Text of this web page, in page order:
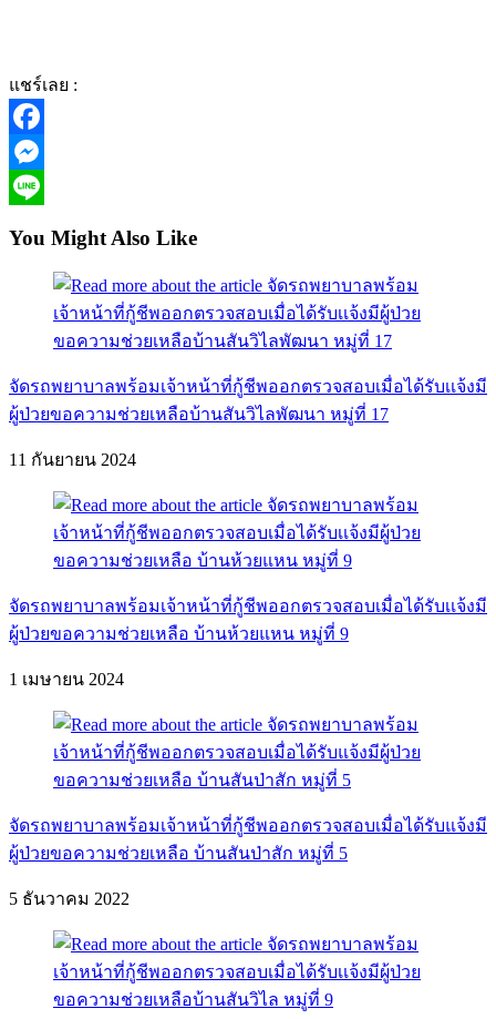
แชร์เลย :
Facebook
Messenger
You Might Also Like
จัดรถพยาบาลพร้อมเจ้าหน้าที่กู้ชีพออกตรวจสอบเมื่อได้รับเเจ้งมี
ผู้ป่วยขอความช่วยเหลือบ้านสันวิไลพัฒนา หมู่ที่ 17
11 กันยายน 2024
จัดรถพยาบาลพร้อมเจ้าหน้าที่กู้ชีพออกตรวจสอบเมื่อได้รับเเจ้งมี
ผู้ป่วยขอความช่วยเหลือ บ้านห้วยแหน หมู่ที่ 9
1 เมษายน 2024
จัดรถพยาบาลพร้อมเจ้าหน้าที่กู้ชีพออกตรวจสอบเมื่อได้รับแจ้งมี
ผู้ป่วยขอความช่วยเหลือ บ้านสันป่าสัก หมู่ที่ 5
5 ธันวาคม 2022